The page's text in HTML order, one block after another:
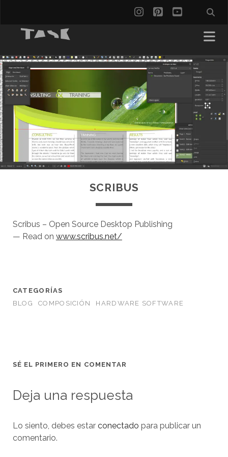
instagram
pinterest
youtube
SCRIBUS
Scribus – Open Source Desktop Publishing
— Read on www.scribus.net/
CATEGORÍAS
BLOG
COMPOSICIÓN HARDWARE SOFTWARE
SÉ EL PRIMERO EN COMENTAR
Deja una respuesta
Lo siento, debes estar conectado para publicar un
comentario.